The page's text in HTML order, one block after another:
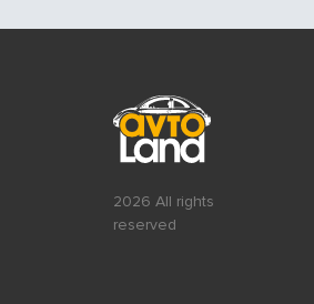
2026 All rights
reserved